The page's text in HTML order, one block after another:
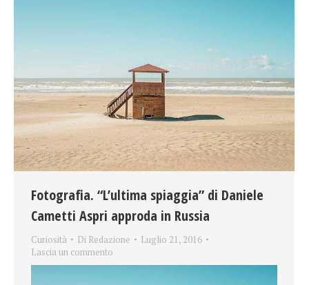
Fotografia. “L’ultima spiaggia” di Daniele
Cametti Aspri approda in Russia
Curiosità Di Redazione
Luglio 21, 2016
Lascia un commento